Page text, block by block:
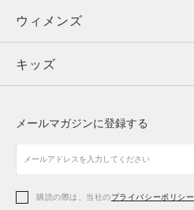
ウィメンズ
キッズ
アクセサリー
トップス
ボトムス
アクセサリー
ウィメンズ
トップス
シューズ
アクセサリー
キッズ
シューズ
メールマガジンに登録する
購読の際は、当社のプライバシーポリシー